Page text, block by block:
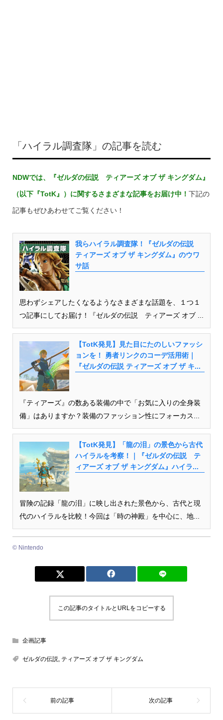
「ハイラル調査隊」の記事を読む
NDWでは、 『ゼルダの伝説 ティアーズ オブ ザ キングダム』
（以下『TotK』） に関するさまざまな記事をお届け中！ 下記の
記事もぜひあわせてご覧ください！
我らハイラル調査隊！『ゼルダの伝説
ティアーズ オブ ザ キングダム』のウワ
サ話
思わずシェアしたくなるようなさまざまな話題を、１つ１
つ記事にしてお届け！『ゼルダの伝説 ティアーズ オブ ...
【TotK発見】見た目にたのしいファッシ
ョンを！ 勇者リンクのコーデ活用術｜
『ゼルダの伝説 ティアーズ オブ ザ キ...
『ティアーズ』の数ある装備の中で「お気に入りの全身装
備」はありますか？装備のファッション性にフォーカス...
【TotK発見】「龍の泪」の景色から古代
ハイラルを考察！｜『ゼルダの伝説 テ
ィアーズ オブ ザ キングダム』ハイラ...
冒険の記録「龍の泪」に映し出された景色から、古代と現
代のハイラルを比較！今回は「時の神殿」を中心に、地...
© Nintendo
この記事のタイトルとURLをコピーする
企画記事
ゼルダの伝説, ティアーズ オブ ザ キングダム